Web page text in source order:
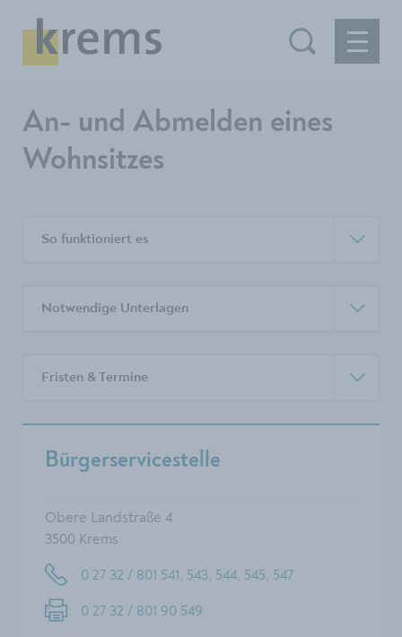
An- und Abmelden eines
Wohnsitzes
So funktioniert es
Notwendige Unterlagen
Fristen & Termine
Bürgerservicestelle
Obere Landstraße 4
3500 Krems
0 27 32 / 801 541, 543, 544, 545, 547
0 27 32 / 801 90 549